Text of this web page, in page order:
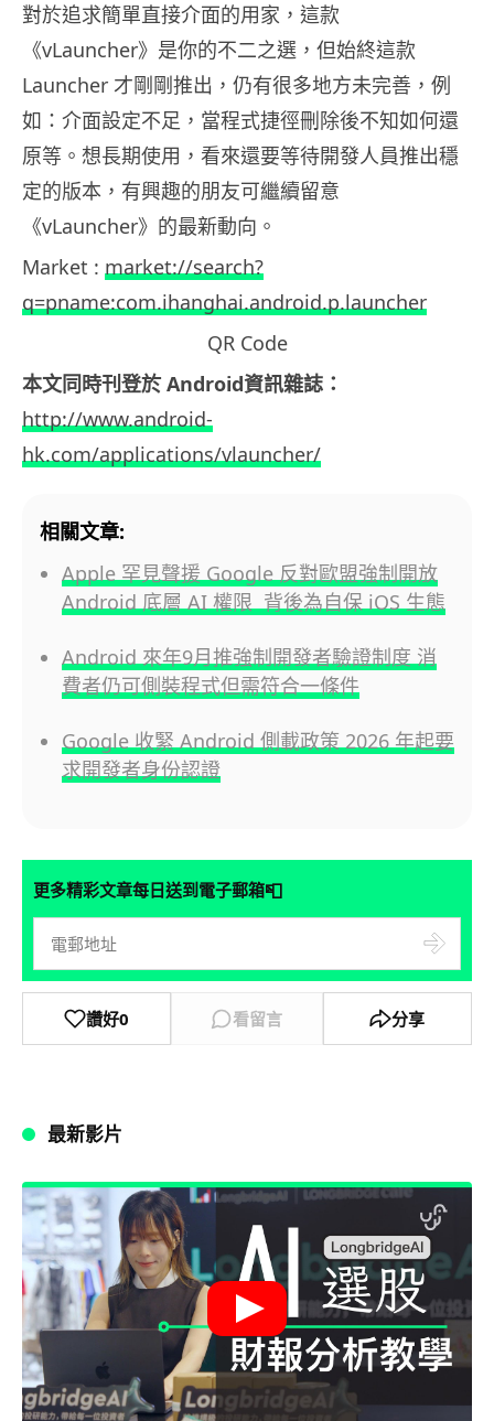
對於追求簡單直接介面的用家，這款
《vLauncher》是你的不二之選，但始終這款
Launcher 才剛剛推出，仍有很多地方未完善，例
如：介面設定不足，當程式捷徑刪除後不知如何還
原等。想長期使用，看來還要等待開發人員推出穩
定的版本，有興趣的朋友可繼續留意
《vLauncher》的最新動向。
Market : market://search?
q=pname:com.ihanghai.android.p.launcher
QR Code
本文同時刊登於 Android資訊雜誌：
http://www.android-
hk.com/applications/vlauncher/
相關文章:
Apple 罕見聲援 Google 反對歐盟強制開放
Android 底層 AI 權限 背後為自保 iOS 生態
Android 來年9月推強制開發者驗證制度 消
費者仍可側裝程式但需符合一條件
Google 收緊 Android 側載政策 2026 年起要
求開發者身份認證
更多精彩文章每日送到電子郵箱📮
讚好0 看留言 分享
最新影片